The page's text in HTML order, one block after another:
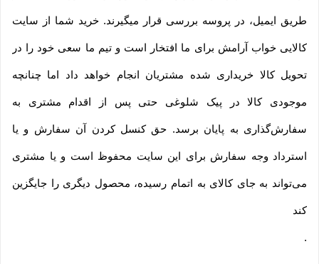
طریق ایمیل، در پروسه بررسی قرار میگیرند. خرید شما از سایت
کالایی خواب آرامش برای ما افتخار است و تیم ما سعی خود را در
تحویل کالا خریداری شده مشتریان انجام خواهد داد اما چنانچه
موجودی کالا در پیک شلوغی حتی پس از اقدام مشتری به
سفارش‌‏گذاری به پایان برسد. حق کنسل کردن آن سفارش و یا
استرداد وجه سفارش برای این سایت محفوظ است و یا مشتری
می‏‌تواند به جای کالای به اتمام رسیده، محصول دیگری را جایگزین
کند
.